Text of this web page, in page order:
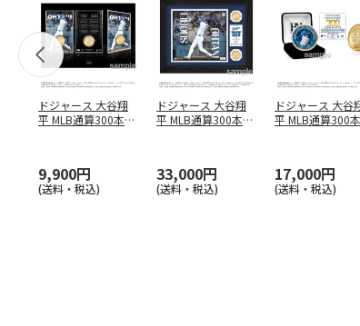
ドジャース 大谷翔
平 MLB通算300本塁
9,900円
(送料・税込)
ドジャース 大谷翔
平 MLB通算300本塁
33,000円
(送料・税込)
ドジャース 大谷
平 MLB通算300
17,000円
(送料・税込)